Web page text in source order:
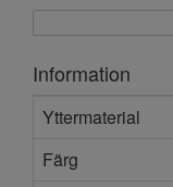
Information
Yttermaterial
Färg